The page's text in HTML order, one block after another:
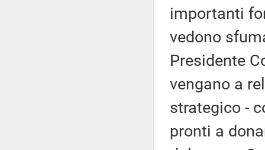
importanti
vedono
Presidente
vengano a
strategico -
pronti a